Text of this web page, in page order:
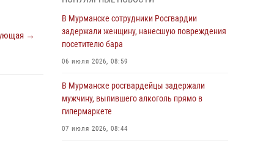
→
дебошира на автозаправочной станции
03 августа 2026, 09:12
по антитеррористической защищенности для
31 июля 2026, 08:48
В Мурманске сотрудники Росгвардии
задержали женщину, нанесшую повреждения
посетителю бара
06 июля 2026, 08:59
В Мурманске росгвардейцы задержали
мужчину, выпившего алкоголь прямо в
гипермаркете
07 июля 2026, 08:44